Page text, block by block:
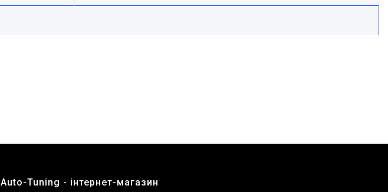
Auto-Tuning - інтернет-магазин